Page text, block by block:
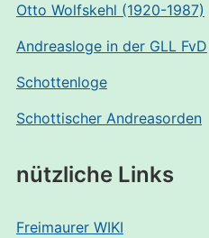
Otto Wolfskehl (1920-1987)
Andreasloge in der GLL FvD
Schottenloge
Schottischer Andreasorden
nützliche Links
Freimaurer WIKI